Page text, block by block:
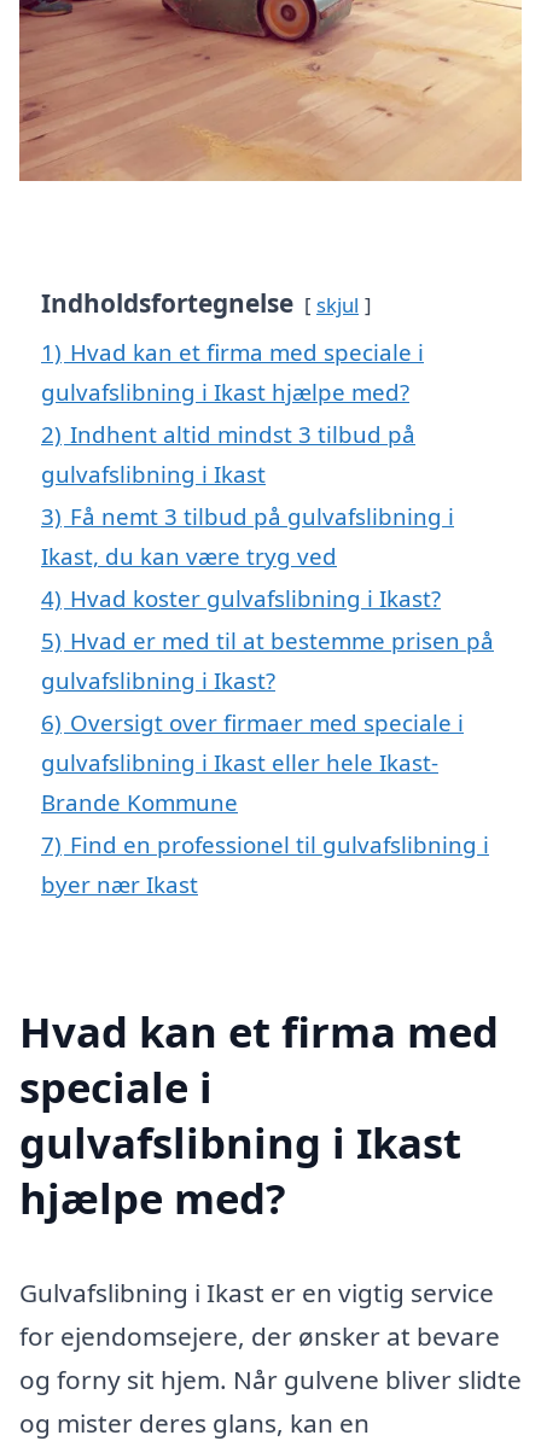
Indholdsfortegnelse skjul
1) Hvad kan et firma med speciale i
gulvafslibning i Ikast hjælpe med?
2) Indhent altid mindst 3 tilbud på
gulvafslibning i Ikast
3) Få nemt 3 tilbud på gulvafslibning i
Ikast, du kan være tryg ved
4) Hvad koster gulvafslibning i Ikast?
5) Hvad er med til at bestemme prisen på
gulvafslibning i Ikast?
6) Oversigt over firmaer med speciale i
gulvafslibning i Ikast eller hele Ikast-
Brande Kommune
7) Find en professionel til gulvafslibning i
byer nær Ikast
Hvad kan et firma med
speciale i
gulvafslibning i Ikast
hjælpe med?
Gulvafslibning i Ikast er en vigtig service
for ejendomsejere, der ønsker at bevare
og forny sit hjem. Når gulvene bliver slidte
og mister deres glans, kan en